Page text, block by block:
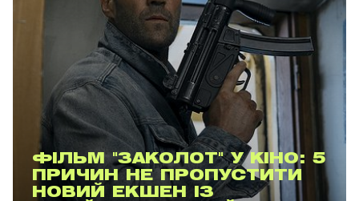
ФІЛЬМ "ЗАКОЛОТ" У КІНО: 5
ПРИЧИН НЕ ПРОПУСТИТИ
НОВИЙ ЕКШЕН ІЗ